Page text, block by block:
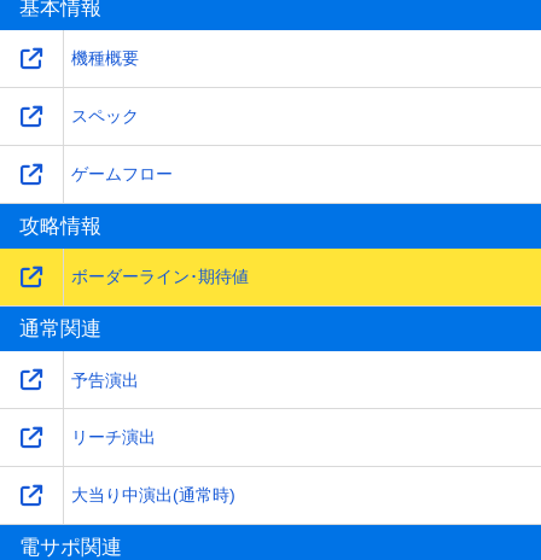
基本情報
機種概要
スペック
ゲームフロー
攻略情報
ボーダーライン･期待値
通常関連
予告演出
リーチ演出
大当り中演出(通常時)
電サポ関連